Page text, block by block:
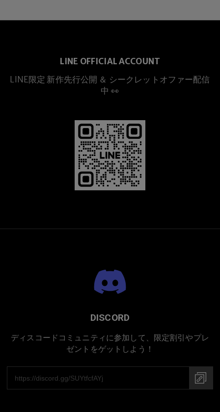
日本での手作り
LINE OFFICIAL ACCOUNT
LINE限定 新作先行公開 ＆ シークレットオファー配信
中 👀
DISCORD
ディスコードコミュニティに参加して、限定割引やプレ
ゼントをゲットしよう！